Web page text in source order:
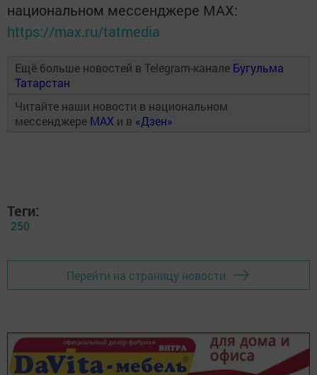
национальном мессенджере MАХ:
https://max.ru/tatmedia
Ещё больше новостей в Telegram-канале Бугульма
Татарстан
Читайте наши новости в национальном
мессенджере MAX и в «Дзен»
Теги:
250
Перейти на страницу новости